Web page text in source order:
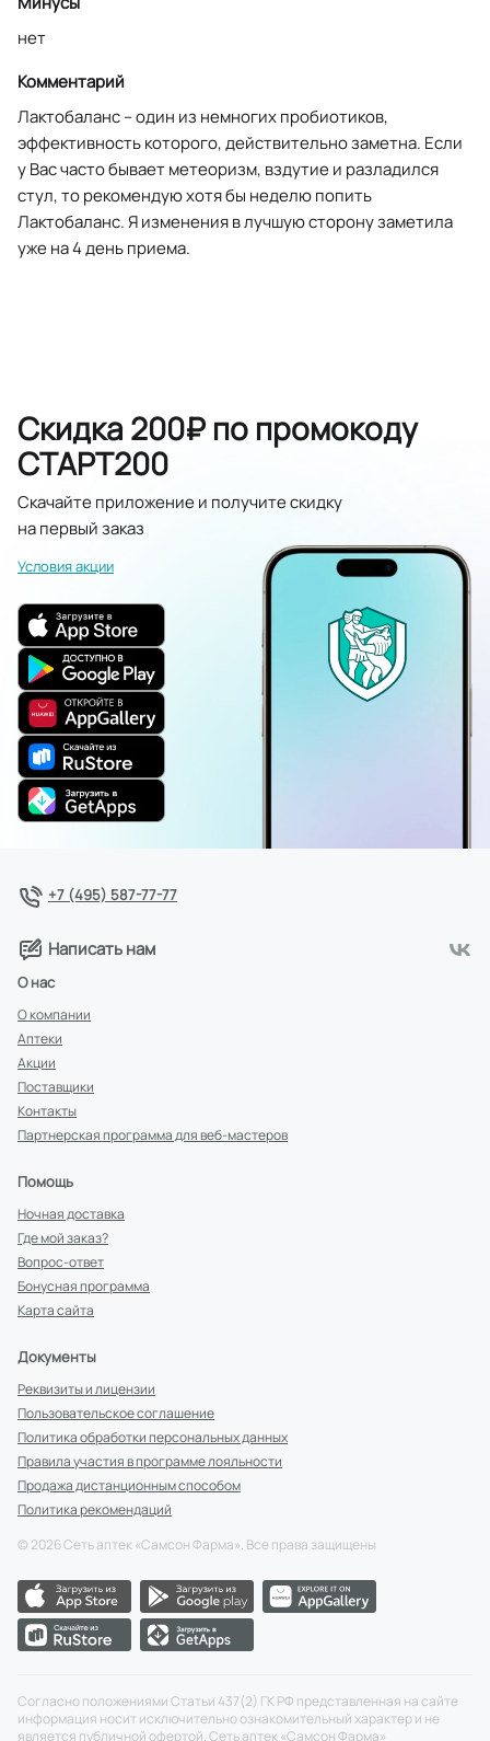
нет
Комментарий
Лактобаланс – один из немногих пробиотиков,
эффективность которого, действительно заметна. Если
у Вас часто бывает метеоризм, вздутие и разладился
стул, то рекомендую хотя бы неделю попить
Лактобаланс. Я изменения в лучшую сторону заметила
уже на 4 день приема.
Скидка 200₽ по промокоду
СТАРТ200
Скачайте приложение и получите скидку
на первый заказ
Условия акции
+7 (495) 587-77-77
Написать нам
О нас
О компании
Аптеки
Акции
Поставщики
Контакты
Партнерская программа для веб-мастеров
Помощь
Ночная доставка
Где мой заказ?
Вопрос-ответ
Бонусная программа
Карта сайта
Документы
Реквизиты и лицензии
Пользовательское соглашение
Политика обработки персональных данных
Правила участия в программе лояльности
Продажа дистанционным способом
Политика рекомендаций
© 2026Сеть аптек «Самсон Фарма». Все права защищены
Согласно положениями Статьи 437(2) ГК РФ представленная на сайте
информация носит исключительно ознакомительный характер и не
является публичной офертой. Сеть аптек «Самсон Фарма»